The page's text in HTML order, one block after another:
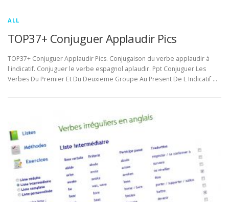
ALL
TOP37+ Conjuguer Applaudir Pics
TOP37+ Conjuguer Applaudir Pics. Conjugaison du verbe applaudir à
l'indicatif. Conjuguer le verbe espagnol aplaudir. Ppt Conjuguer Les
Verbes Du Premier Et Du Deuxieme Groupe Au Present De L Indicatif …